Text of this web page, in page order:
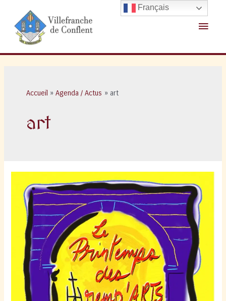
contenu
Menu
Accueil Agenda / Actus art
art
Français